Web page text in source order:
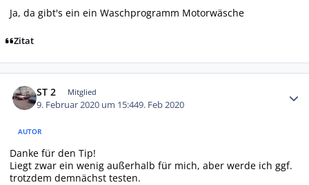
Ja, da gibt's ein ein Waschprogramm Motorwäsche
Zitat
ST 2 Mitglied
9. Februar 2020 um 15:449. Feb 2020
AUTOR
Danke für den Tip!
Liegt zwar ein wenig außerhalb für mich, aber werde ich ggf.
trotzdem demnächst testen.